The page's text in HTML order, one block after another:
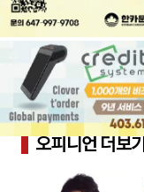
오피니언 더보기